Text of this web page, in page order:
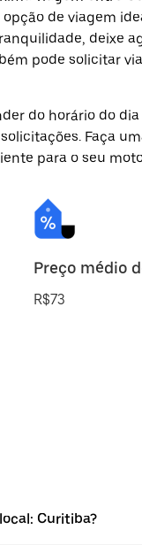
de viagem
deixe
pode solicitar
do horário do
Faça
para o seu
Preço médio
R$73
Curitiba?